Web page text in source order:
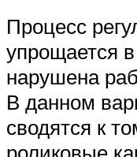
Процесс
упрощается
нарушена
В данном
сводятся к